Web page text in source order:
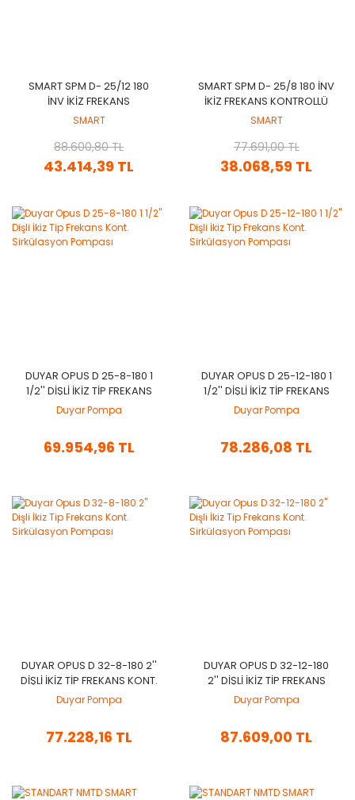
SMART SPM D- 25/12 180
INV IKIZ FREKANS
KONTROLLÜ DİŞLİ ECO
POMPASI - 25(1'') BAĞLANTI
ÇAPI - 180W GÜÇ
SMART
43.414,39 TL
88.600,80 TL
SMART SPM D- 25/8 180 INV
IKIZ FREKANS KONTROLLÜ
DİŞLİ ECO DESIGN
25(1'') BAĞLANTI ÇAPI -
140W GÜÇ
SMART
38.068,59 TL
77.691,00 TL
DUYAR OPUS D 25-8-180 1
1/2'' DIŞLI İKIZ TIP FREKANS
KONT. SIRKÜLASYON
POMPASI
Duyar Pompa
69.954,96 TL
DUYAR OPUS D 25-12-180 1
1/2'' DIŞLI İKIZ TIP FREKANS
KONT. SIRKÜLASYON
POMPASI
Duyar Pompa
78.286,08 TL
DUYAR OPUS D 32-8-180 2''
DIŞLI İKIZ TIP FREKANS KONT.
SIRKÜLASYON POMPASI
Duyar Pompa
77.228,16 TL
DUYAR OPUS D 32-12-180
2'' DIŞLI İKIZ TIP FREKANS
KONT. SIRKÜLASYON
POMPASI
Duyar Pompa
87.609,00 TL